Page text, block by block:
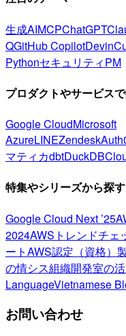
生成AIMCPChatGPT
QGitHub CopilotDevin
PythonセキュリティPM
プロダクトやサービス
Google CloudMicrosoft
AzureLINEZendesk
マティカdbtDuckDB
特集やシリーズから探す
Google Cloud Next ’25
2024AWSトレンドチェ
ートAWS認定（資格）
の情シス組織開発室の
LanguageVietnamese
お問い合わせ